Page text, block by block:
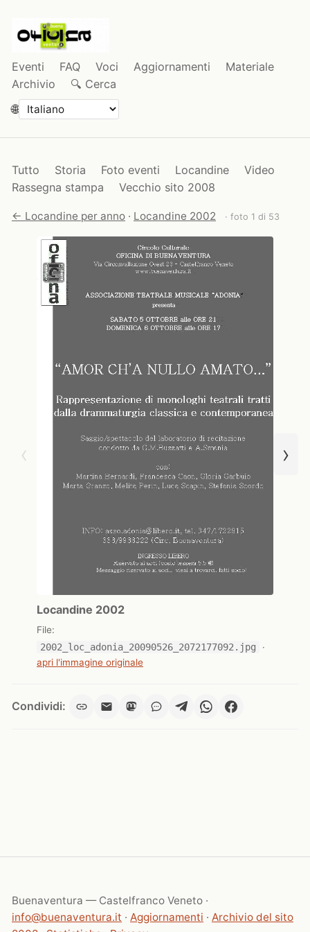
Eventi FAQ Voci Aggiornamenti
Materiale
Archivio
🔍 Cerca
🌐
Tutto Storia Foto eventi Locandine
Video
Rassegna stampa
Vecchio sito 2008
← Locandine per anno · Locandine 2002 · foto 1 di 53
‹
Locandine 2002
File:
2002_loc_adonia_20090526_2072177092.jpg
·
apri l'immagine originale
›
Condividi:
Buenaventura — Castelfranco Veneto ·
info@buenaventura.it · Aggiornamenti · Archivio del sito